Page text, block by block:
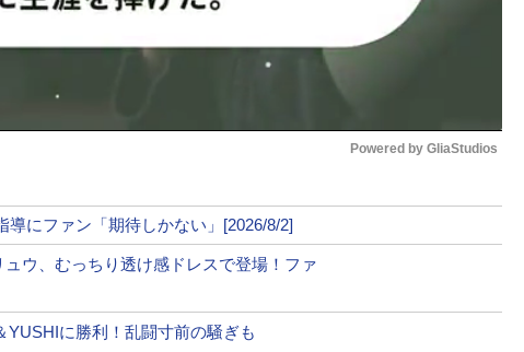
プロハースカはグランドへ行かず
のに、ケガを見て…クソッ」と
だった」と、王座奪還への意欲
一つ」と報道。「アルバーグの負傷はプロハースカ自身に最
Mute
Powered by GliaStudios
導にファン「期待しかない」[2026/8/2]
ウ、むっちり透け感ドレスで登場！ファ
YUSHIに勝利！乱闘寸前の騒ぎも